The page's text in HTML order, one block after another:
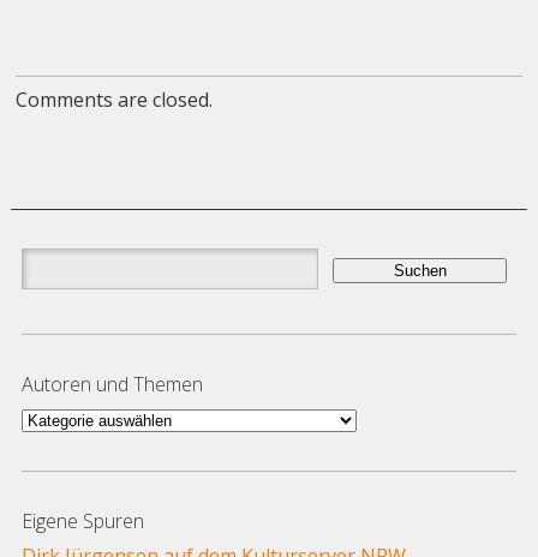
Comments are closed.
Suchen
nach:
Autoren und Themen
Autoren
Themen
Eigene Spuren